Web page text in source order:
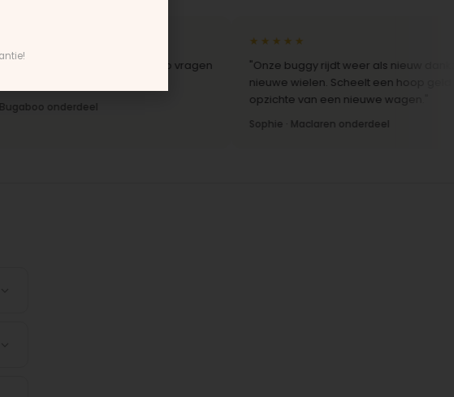
contact, snelle reactie op vragen
onderdeel
★★★★★
"Onze buggy rijdt weer als nieuw dankzij de
nieuwe wielen. Scheelt een hoop geld ten
opzichte van een nieuwe wagen."
Sophie · Maclaren onderdeel